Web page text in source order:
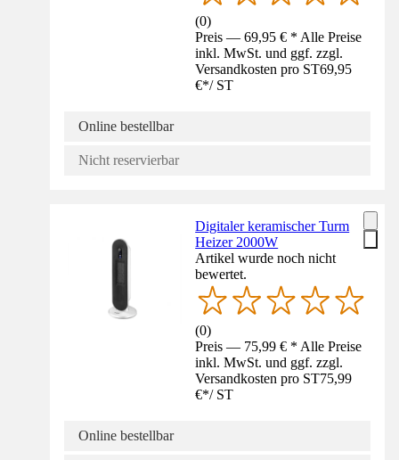
(0)
Preis — 69,95 € * Alle Preise
inkl. MwSt. und ggf. zzgl.
Versandkosten pro ST69,95
€*/ ST
Online bestellbar
Nicht reservierbar
Digitaler keramischer Turm
Heizer 2000W
Artikel wurde noch nicht
bewertet.
(0)
Preis — 75,99 € * Alle Preise
inkl. MwSt. und ggf. zzgl.
Versandkosten pro ST75,99
€*/ ST
Online bestellbar